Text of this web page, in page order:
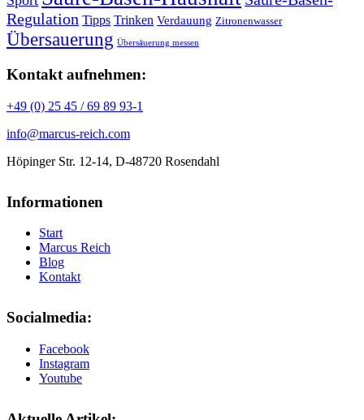
Regulation Tipps Trinken Verdauung Zitronenwasser
Übersauerung Übersäuerung messen
Kontakt aufnehmen:
+49 (0) 25 45 / 69 89 93-1
info@marcus-reich.com
Höpinger Str. 12-14, D-48720 Rosendahl
Informationen
Start
Marcus Reich
Blog
Kontakt
Socialmedia:
Facebook
Instagram
Youtube